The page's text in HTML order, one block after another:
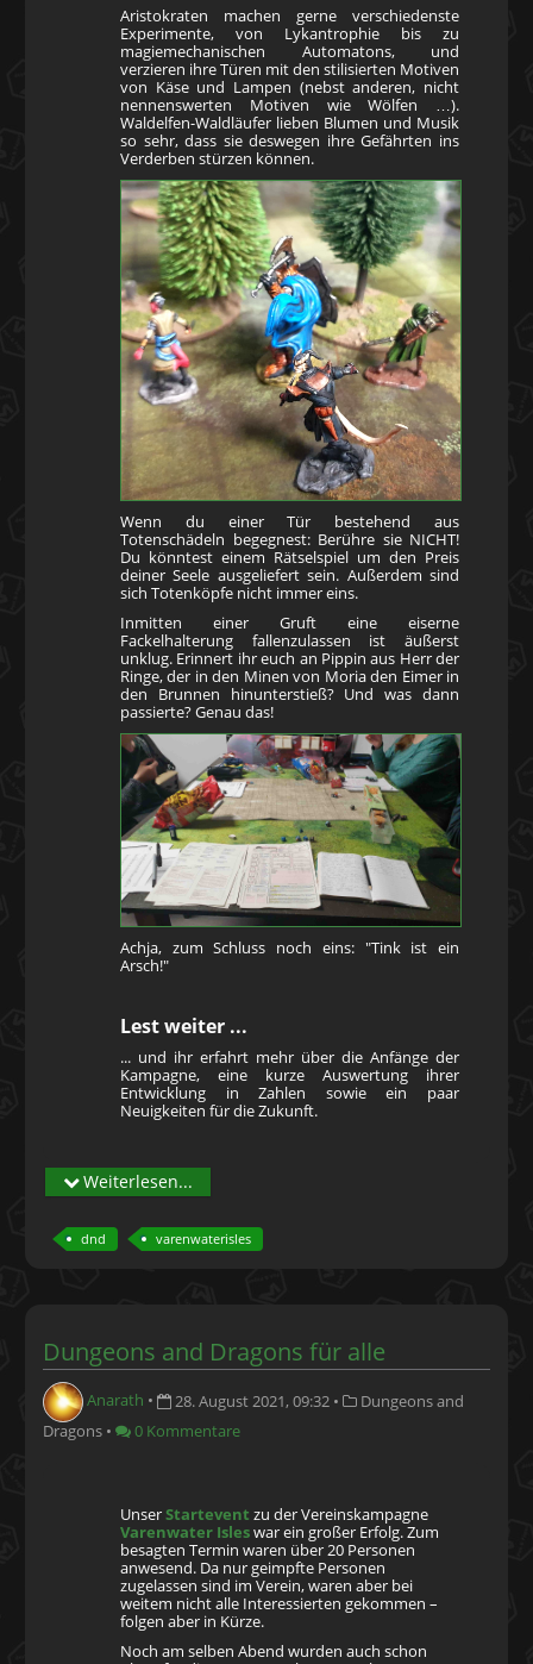
Aristokraten machen gerne verschiedenste
Experimente, von Lykantrophie bis zu
magiemechanischen Automatons, und
verzieren ihre Türen mit den stilisierten Motiven
von Käse und Lampen (nebst anderen, nicht
nennenswerten Motiven wie Wölfen …).
Waldelfen-Waldläufer lieben Blumen und Musik
so sehr, dass sie deswegen ihre Gefährten ins
Verderben stürzen können.
Wenn du einer Tür bestehend aus
Totenschädeln begegnest: Berühre sie NICHT!
Du könntest einem Rätselspiel um den Preis
deiner Seele ausgeliefert sein. Außerdem sind
sich Totenköpfe nicht immer eins.
Inmitten einer Gruft eine eiserne
Fackelhalterung fallenzulassen ist äußerst
unklug. Erinnert ihr euch an Pippin aus Herr der
Ringe, der in den Minen von Moria den Eimer in
den Brunnen hinunterstieß? Und was dann
passierte? Genau das!
Achja, zum Schluss noch eins: "Tink ist ein
Arsch!"
Lest weiter ...
... und ihr erfahrt mehr über die Anfänge der
Kampagne, eine kurze Auswertung ihrer
Entwicklung in Zahlen sowie ein paar
Neuigkeiten für die Zukunft.
Weiterlesen...
dnd varenwaterisles
Dungeons and Dragons für alle
Anarath • 28. August 2021, 09:32 •
Dungeons and
Dragons • 0 Kommentare
UnserStartevent zu der Vereinskampagne
Varenwater Isleswar ein großer Erfolg. Zum
besagten Termin waren über 20 Personen
anwesend. Da nur geimpfte Personen
zugelassen sind im Verein, waren aber bei
weitem nicht alle Interessierten gekommen –
folgen aber in Kürze.
Noch am selben Abend wurden auch schon